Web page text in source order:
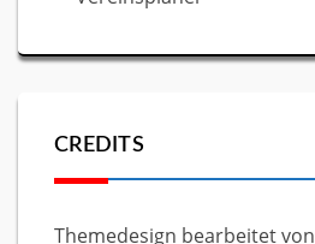
CREDITS
Themedesign bearbeitet von